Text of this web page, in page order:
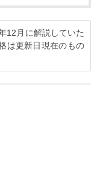
12月に解説していた
は更新日現在のもの